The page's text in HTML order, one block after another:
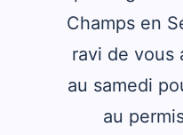
Champs en
ravi de vous
au samedi
au